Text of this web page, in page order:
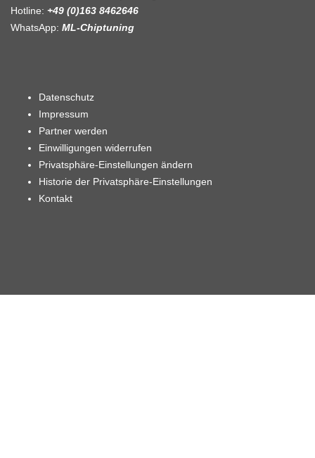
Hotline: +49 (0)163 8462646
WhatsApp: ML-Chiptuning
Datenschutz
Impressum
Partner werden
Einwilligungen widerrufen
Privatsphäre-Einstellungen ändern
Historie der Privatsphäre-Einstellungen
Kontakt